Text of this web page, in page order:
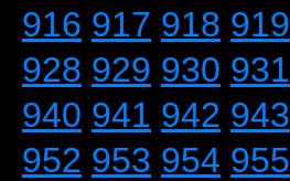
916 917 918 919
928 929 930 931
940 941 942 943
952 953 954 955